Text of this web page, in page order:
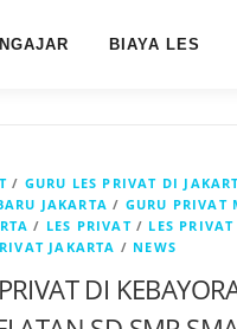
BIAYA LES
/ GURU LES PRIVAT DI
JAKARTA / GURU PRIVAT
/ LES PRIVAT/ LES
JAKARTA / NEWS
DI